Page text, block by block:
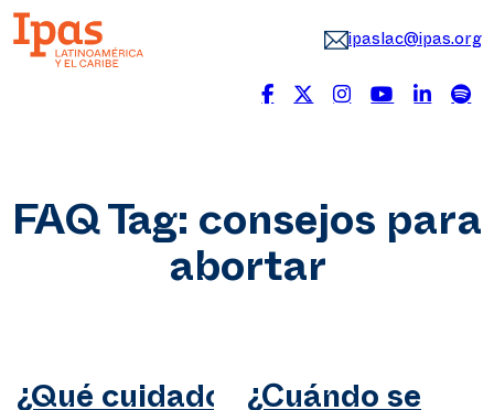
ipaslac@ipas.org
FAQ Tag: consejos para
abortar
¿Qué cuidados ¿Cuándo se